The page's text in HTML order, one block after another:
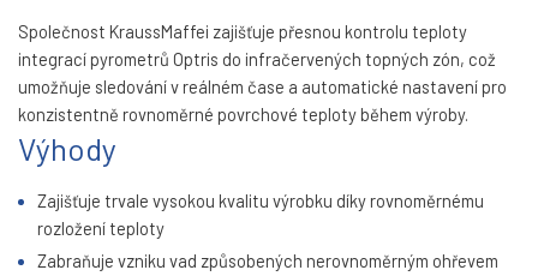
Společnost KraussMaffei zajišťuje přesnou kontrolu teploty
integrací pyrometrů Optris do infračervených topných zón, což
umožňuje sledování v reálném čase a automatické nastavení pro
konzistentně rovnoměrné povrchové teploty během výroby.
Výhody
Zajišťuje trvale vysokou kvalitu výrobku díky rovnoměrnému
rozložení teploty
Zabraňuje vzniku vad způsobených nerovnoměrným ohřevem